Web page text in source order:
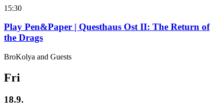
15:30
Play Pen&Paper | Questhaus Ost II: The Return of
the Drags
BroKolya and Guests
Fri
18.9.